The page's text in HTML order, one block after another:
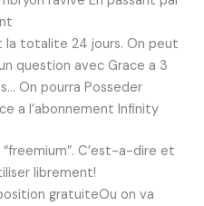
la totalite 24 jours. On peut
question avec Grace a 3
On pourra Posseder
a l’abonnement Infinity
C’est-a-dire et
librement!
gratuiteOu on va